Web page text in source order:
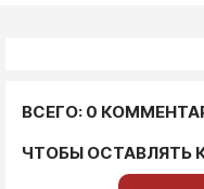
ВСЕГО: 0
ЧТОБЫ ОСТАВЛЯТЬ